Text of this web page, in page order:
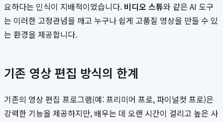
요하다는 인식이 지배적이었습니다. 비디오 스튜와 같은 AI 도구
는 이러한 고정관념을 깨고 누구나 쉽게 고품질 영상을 만들 수 있
는 환경을 제공합니다.
기존 영상 편집 방식의 한계
기존의 영상 편집 프로그램(예: 프리미어 프로, 파이널컷 프로)은
강력한 기능을 제공하지만, 배우는 데 오랜 시간이 걸리고 높은 사